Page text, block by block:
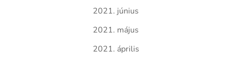
2021. június
2021. május
2021. április